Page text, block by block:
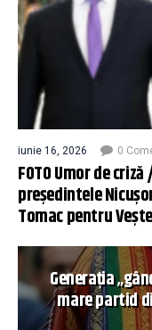
iunie 16, 2026 0
FOTO Umor de
președintele
Tomac pentru
Generația
mare partid